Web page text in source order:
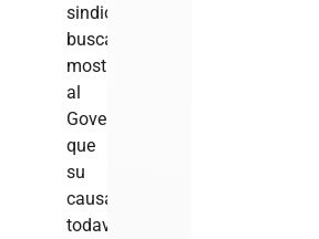
sindicatos
buscan
mostrar
al
Govern
que
su
causa
todavía